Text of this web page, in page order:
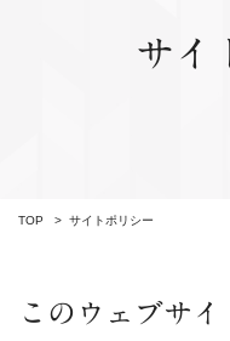
サイ
TOP サイトポリシー
このウェブサ